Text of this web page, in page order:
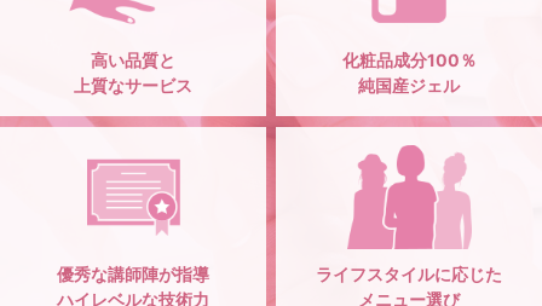
高い品質と
上質なサービス
化粧品成分100％
純国産ジェル
優秀な講師陣が指導
ハイレベルな技術力
ライフスタイルに応じた
メニュー選び